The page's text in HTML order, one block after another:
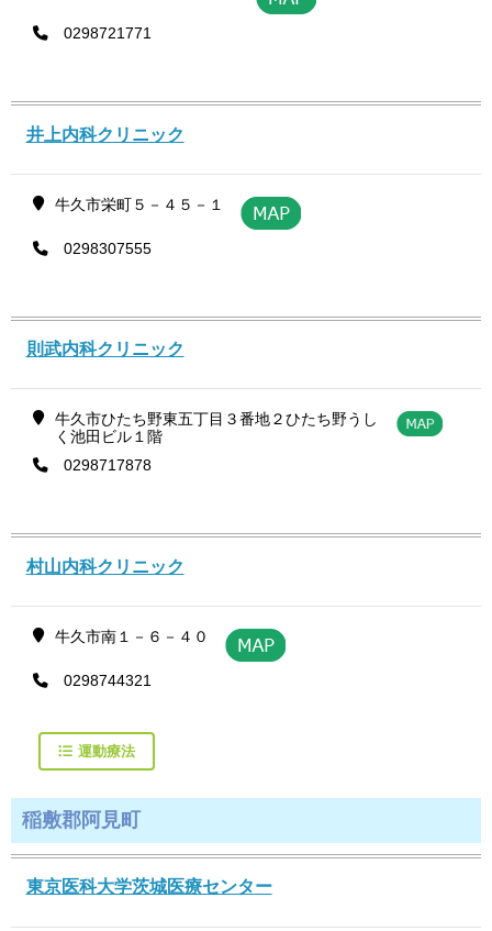
0298721771
井上内科クリニック
牛久市栄町５－４５－１
0298307555
則武内科クリニック
牛久市ひたち野東五丁目３番地２ひたち野うし
く池田ビル１階
0298717878
村山内科クリニック
牛久市南１－６－４０
0298744321
運動療法
稲敷郡阿見町
東京医科大学茨城医療センター